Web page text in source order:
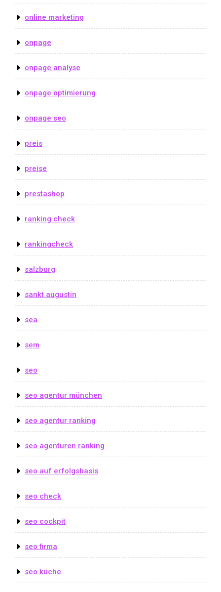
online marketing
onpage
onpage analyse
onpage optimierung
onpage seo
preis
preise
prestashop
ranking check
rankingcheck
salzburg
sankt augustin
sea
sem
seo
seo agentur münchen
seo agentur ranking
seo agenturen ranking
seo auf erfolgsbasis
seo check
seo cockpit
seo firma
seo küche